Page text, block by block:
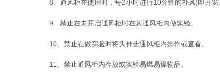
8、通风柜在使用时，每2小时进行10分钟的补风(即开窗
9、禁止在未开启通风柜时在其通风柜内做实验。
10、禁止在做实验时将头伸进通风柜内操作或查看。
11、禁止通风柜内存放或实验易燃易爆物品。